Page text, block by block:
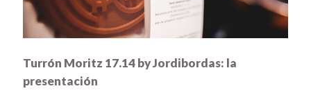
Turrón Moritz 17.14 by Jordibordas: la
presentación